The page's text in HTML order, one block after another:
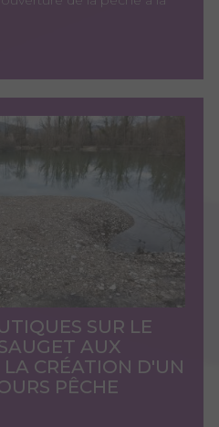
SUR LE
AUX
LA CRÉATION D'UN
PÊCHE